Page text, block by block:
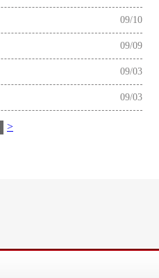
09/10
09/09
09/03
09/03
>